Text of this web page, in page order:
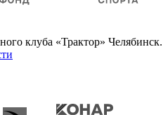
клуба «Трактор» Челябинск.